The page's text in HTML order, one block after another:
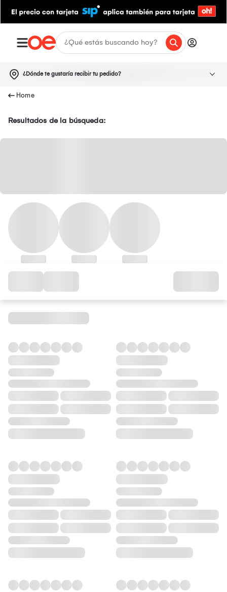
¿Dónde te gustaría recibir tu pedido?
Resultados de la búsqueda: